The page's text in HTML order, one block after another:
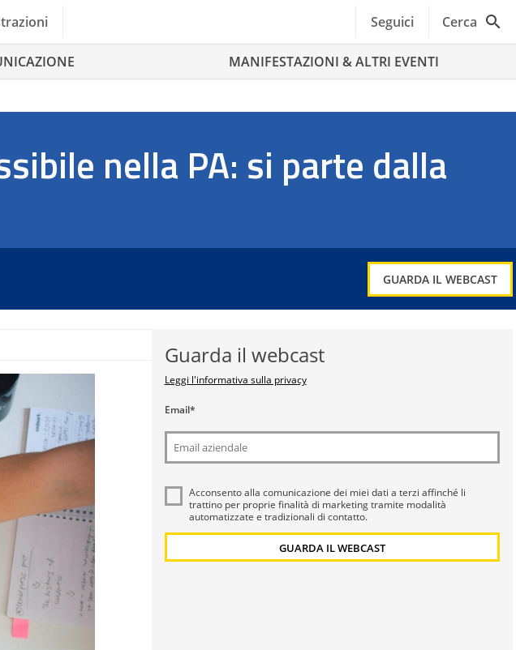
Seguici Cerca
MANIFESTAZIONI & ALTRI EVENTI
nella PA: si parte dalla
GUARDA IL WEBCAST
Guarda il webcast
Leggi l'informativa sulla privacy
Email*
Acconsento alla comunicazione dei miei dati aterzi affinché li
trattino per proprie finalità di marketing tramite modalità
automatizzate e tradizionali di contatto.